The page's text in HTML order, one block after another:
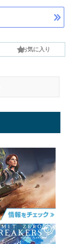
お気に入り